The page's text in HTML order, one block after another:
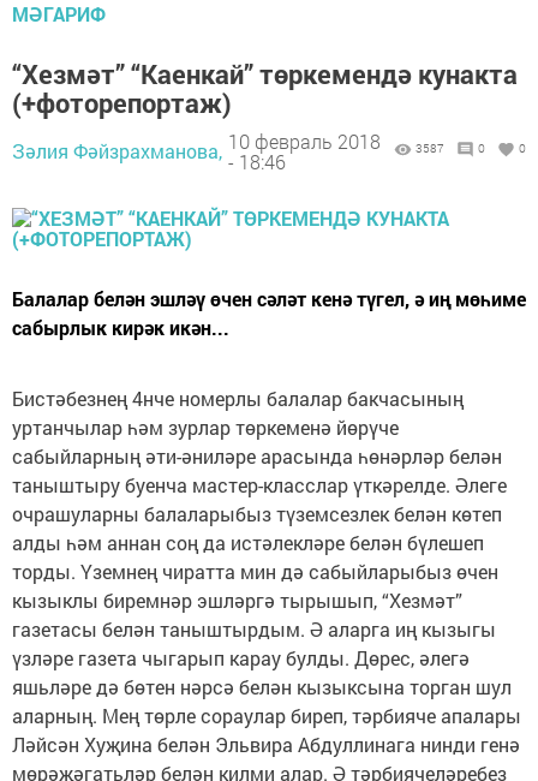
МӘГАРИФ
“Хезмәт” “Каенкай” төркемендә кунакта
(+фоторепортаж)
Зәлия Фәйзрахманова, 10 февраль 2018
- 18:46
3587 0 0
Балалар белән эшләү өчен сәләт кенә түгел, ә иң мөһиме
сабырлык кирәк икән...
Бистәбезнең 4нче номерлы балалар бакчасының
уртанчылар һәм зурлар төркеменә йөрүче
сабыйларның әти-әниләре арасында һөнәрләр белән
таныштыру буенча мастер-класслар үткәрелде. Әлеге
очрашуларны балаларыбыз түземсезлек белән көтеп
алды һәм аннан соң да истәлекләре белән бүлешеп
торды. Үземнең чиратта мин дә сабыйларыбыз өчен
кызыклы биремнәр эшләргә тырышып, “Хезмәт”
газетасы белән таныштырдым. Ә аларга иң кызыгы
үзләре газета чыгарып карау булды. Дөрес, әлегә
яшьләре дә бөтен нәрсә белән кызыксына торган шул
аларның. Мең төрле сораулар биреп, тәрбияче апалары
Ләйсән Хуҗина белән Эльвира Абдуллинага нинди генә
мөрәҗәгатьләр белән килми алар. Ә тәрбиячеләребез